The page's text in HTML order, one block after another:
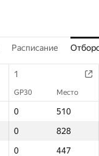
Расписание
1
GP30 Место
0
510
0
828
0
447
1
GP30 Место
0
510
0
828
0
447